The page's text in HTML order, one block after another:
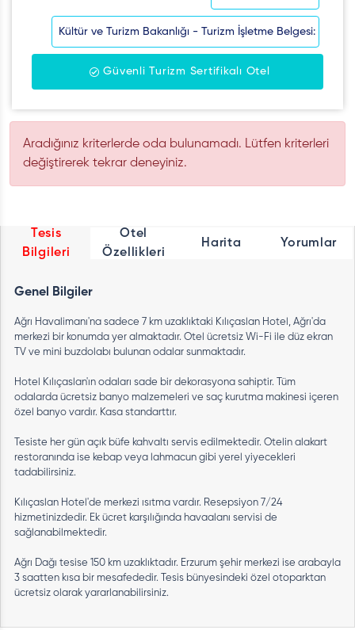
Kültür ve Turizm Bakanlığı - Turizm İşletme Belgesi:
Güvenli Turizm Sertifikalı Otel
Aradığınız kriterlerde oda bulunamadı. Lütfen kriterleri
değiştirerek tekrar deneyiniz.
Tesis
Bilgileri
Otel
Özellikleri
Harita Yorumlar
Genel Bilgiler
Ağrı Havalimanı'na sadece 7 km uzaklıktaki Kılıçaslan Hotel, Ağrı'da
merkezi bir konumda yer almaktadır. Otel ücretsiz Wi-Fi ile düz ekran
TV ve mini buzdolabı bulunan odalar sunmaktadır.
Hotel Kılıçaslan'ın odaları sade bir dekorasyona sahiptir. Tüm
odalarda ücretsiz banyo malzemeleri ve saç kurutma makinesi içeren
özel banyo vardır. Kasa standarttır.
Tesiste her gün açık büfe kahvaltı servis edilmektedir. Otelin alakart
restoranında ise kebap veya lahmacun gibi yerel yiyecekleri
tadabilirsiniz.
Kılıçaslan Hotel'de merkezi ısıtma vardır. Resepsiyon 7/24
hizmetinizdedir. Ek ücret karşılığında havaalanı servisi de
sağlanabilmektedir.
Ağrı Dağı tesise 150 km uzaklıktadır. Erzurum şehir merkezi ise arabayla
3 saatten kısa bir mesafededir. Tesis bünyesindeki özel otoparktan
ücretsiz olarak yararlanabilirsiniz.